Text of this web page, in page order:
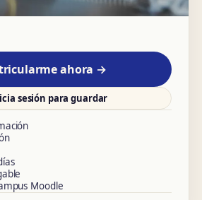
ahora →
sesión para guardar
Moodle